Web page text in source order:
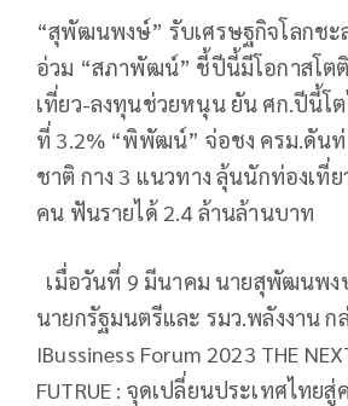
“สุพัฒนพงษ์” รับเศรษฐกิจโลกชะ
อ่วม “สภาพัฒน์” ชี้ปีนี้มีโอกาสโต
เที่ยว-ลงทุนช่วยหนุน ยัน ศก.ปีนี้โ
ที่ 3.2% “พิพัฒน์” จ่อชง ครม.ดันท่
ชาติ กาง 3 แนวทาง ลุ้นนักท่องเที่
คน ฟันรายได้ 2.4 ล้านล้านบาท
เมื่อวันที่ 9 มีนาคม นายสุพัฒนพง
นายกรัฐมนตรีและ รมว.พลังงาน ก
IBussiness Forum 2023 THE
FUTRUE : จุดเปลี่ยนประเทศไทยสู่